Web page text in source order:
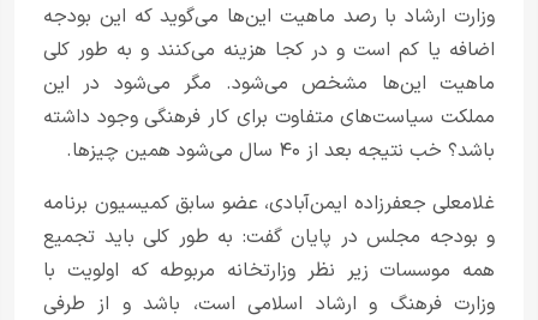
وزارت ارشاد با رصد ماهیت این‌ها می‌گوید که این بودجه
اضافه یا کم است و در کجا هزینه می‌کنند و به طور کلی
ماهیت این‌ها مشخص می‌شود. مگر می‌شود در این
مملکت سیاست‌های متفاوت برای کار فرهنگی وجود داشته
باشد؟ خب نتیجه بعد از ۴۰ سال می‌شود همین چیزها.
غلامعلی جعفرزاده ایمن‌آبادی، عضو سابق کمیسیون برنامه
و بودجه مجلس در پایان گفت: به طور کلی باید تجمیع
همه موسسات زیر نظر وزارتخانه مربوطه که اولویت با
وزارت فرهنگ و ارشاد اسلامی است، باشد و از طرفی